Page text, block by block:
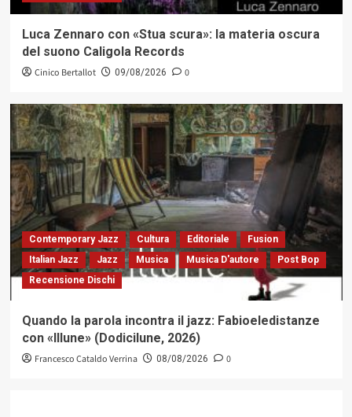
Luca Zennaro con «Stua scura»: la materia oscura
del suono Caligola Records
Cinico Bertallot 09/08/2026 0
Contemporary Jazz Cultura Editoriale
Fusion
Italian Jazz
Jazz Musica Musica D'autore
Post Bop
Recensione Dischi
Quando la parola incontra il jazz: Fabioeledistanze
con «Illune» (Dodicilune, 2026)
Francesco Cataldo Verrina 08/08/2026 0